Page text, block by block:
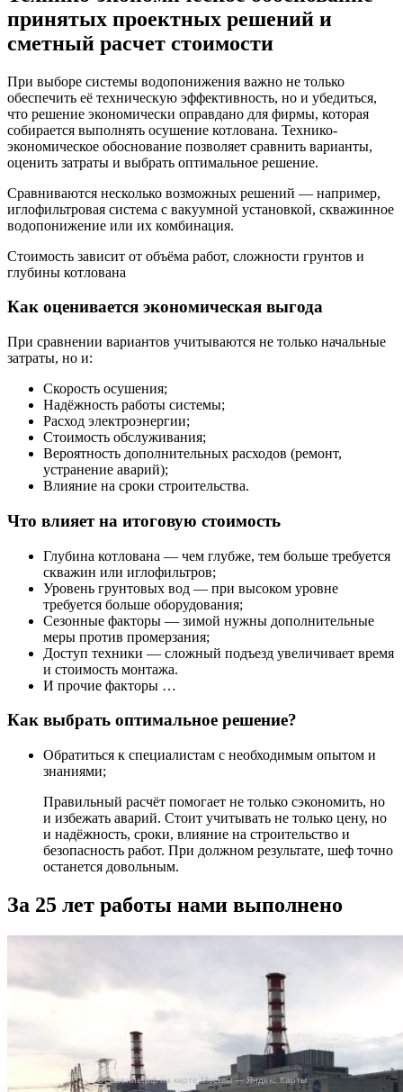
принятых проектных решений и
сметный расчет стоимости
При выборе системы водопонижения важно не только
обеспечить её техническую эффективность, но и убедиться,
что решение экономически оправдано для фирмы, которая
собирается выполнять осушение котлована. Технико-
экономическое обоснование позволяет сравнить варианты,
оценить затраты и выбрать оптимальное решение.
Сравниваются несколько возможных решений — например,
иглофильтровая система с вакуумной установкой, скважинное
водопонижение или их комбинация.
Стоимость зависит от объёма работ, сложности грунтов и
глубины котлована
Как оценивается экономическая выгода
При сравнении вариантов учитываются не только начальные
затраты, но и:
Скорость осушения;
Надёжность работы системы;
Расход электроэнергии;
Стоимость обслуживания;
Вероятность дополнительных расходов (ремонт,
устранение аварий);
Влияние на сроки строительства.
Что влияет на итоговую стоимость
Глубина котлована — чем глубже, тем больше требуется
скважин или иглофильтров;
Уровень грунтовых вод — при высоком уровне
требуется больше оборудования;
Сезонные факторы — зимой нужны дополнительные
меры против промерзания;
Доступ техники — сложный подъезд увеличивает время
и стоимость монтажа.
И прочие факторы …
Как выбрать оптимальное решение?
Обратиться к специалистам с необходимым опытом и
знаниями;
Правильный расчёт помогает не только сэкономить, но
и избежать аварий. Стоит учитывать не только цену, но
и надёжность, сроки, влияние на строительство и
безопасность работ. При должном результате, шеф точно
останется довольным.
За 25 лет работы нами выполнено
Осушение.рф на карте Москвы — Яндекс Карты